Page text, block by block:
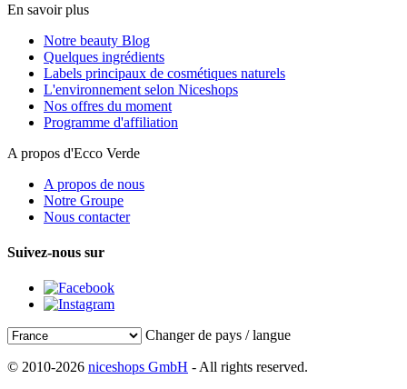
En savoir plus
Notre beauty Blog
Quelques ingrédients
Labels principaux de cosmétiques naturels
L'environnement selon Niceshops
Nos offres du moment
Programme d'affiliation
A propos d'Ecco Verde
A propos de nous
Notre Groupe
Nous contacter
Suivez-nous sur
Changer de pays / langue
© 2010-2026 niceshops GmbH - All rights reserved.